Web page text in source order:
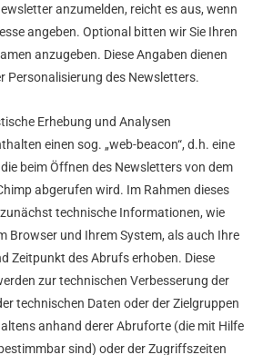
anzumelden, reicht es aus, wenn
angeben. Optional bitten wir Sie Ihren
anzugeben. Diese Angaben dienen
Personalisierung des Newsletters.
Erhebung und Analysen
einen sog. „web-beacon“, d.h. eine
beim Öffnen des Newsletters von dem
abgerufen wird. Im Rahmen dieses
technische Informationen, wie
Browser und Ihrem System, als auch Ihre
Zeitpunkt des Abrufs erhoben. Diese
zur technischen Verbesserung der
technischen Daten oder der Zielgruppen
anhand derer Abruforte (die mit Hilfe
sind) oder der Zugriffszeiten